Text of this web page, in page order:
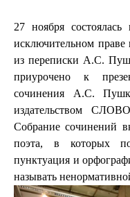
27 ноября
исключительном
из переписки А.С.
приурочено к
сочинения А.С.
издательством
Собрание сочинений
поэта, в которых
пунктуация и
называть